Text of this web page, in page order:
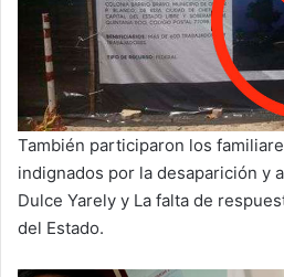
También participaron los
indignados por la desaparición y
Dulce Yarely y La falta de
del Estado.